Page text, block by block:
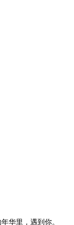
华里，遇到你。